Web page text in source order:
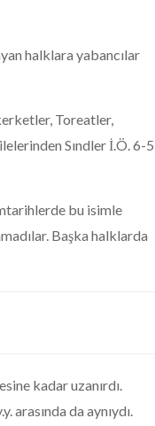
halklara yabancılar
Toreatler,
Sındler İ.Ö. 6-5
bu isimle
Başka halklarda
kadar uzanırdı.
arasında da aynıydı.